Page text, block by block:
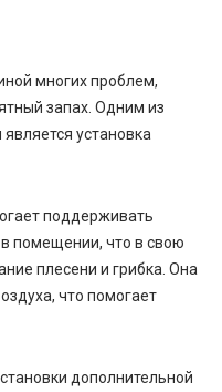
многих проблем,
запах. Одним из
установка
поддерживать
помещении, что в свою
плесени и грибка. Она
что помогает
дополнительной